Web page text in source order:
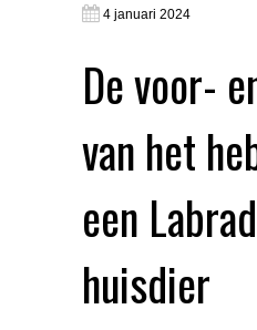
4 januari 2024
De voor-
van het
een
huisdier